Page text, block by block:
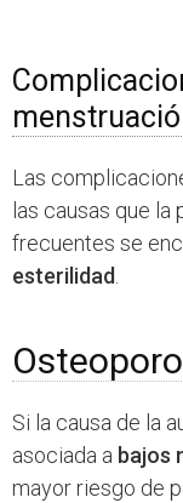
Las
las causas que
frecuentes se
esterilidad
Si la causa de la
asociada a bajos
mayor riesgo de